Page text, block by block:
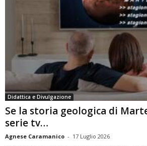
Didattica e Divulgazione
Se la storia geologica di
serie tv…
Agnese Caramanico - 17 Luglio 2026